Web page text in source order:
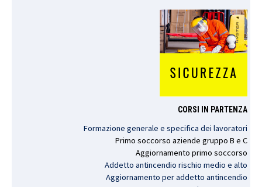
CORSI IN PARTENZA
Formazione generale e specifica dei lavoratori
Primo soccorso aziende gruppo B e C
Aggiornamento primo soccorso
Addetto antincendio rischio medio e alto
Aggiornamento per addetto antincendio